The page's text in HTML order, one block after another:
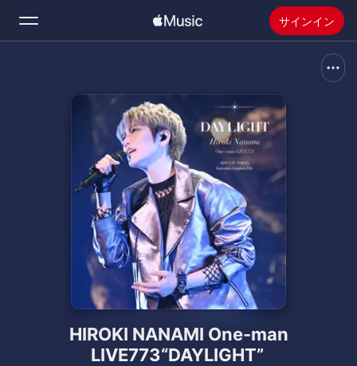
サインイン
ラジオ
Apple Musicをインストール
HIROKI NANAMI One-man
LIVE773“DAYLIGHT”